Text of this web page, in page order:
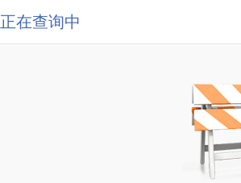
正在查询中